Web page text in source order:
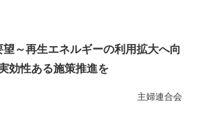
～再生エネルギーの利用拡大へ向
効性ある施策推進を
主婦連合会